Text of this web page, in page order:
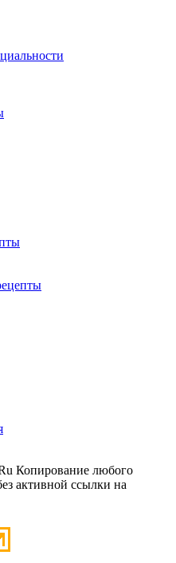
Копирование любого
активной ссылки на